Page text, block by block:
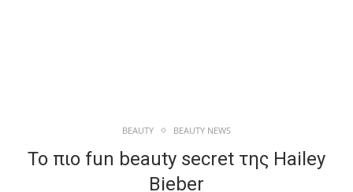
BEAUTY BEAUTY NEWS
Το πιο fun beauty secret της Hailey
Bieber